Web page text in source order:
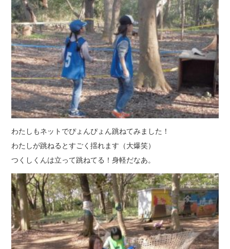
わたしもネットでぴょんぴょん跳ねてみました！
わたしが跳ねるとすごく揺れます（大爆笑）
つくしくんは立って跳ねてる！身軽だなあ。